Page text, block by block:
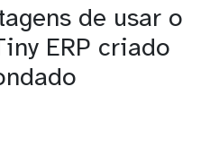
de usar o
ERP criado